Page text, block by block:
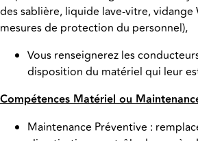
des sablière, liquide lave-vitre, vidange
mesures de protection du personnel),
Vous renseignerez les
disposition du matériel qui leur
Compétences Matériel ou
Maintenance Préventive :